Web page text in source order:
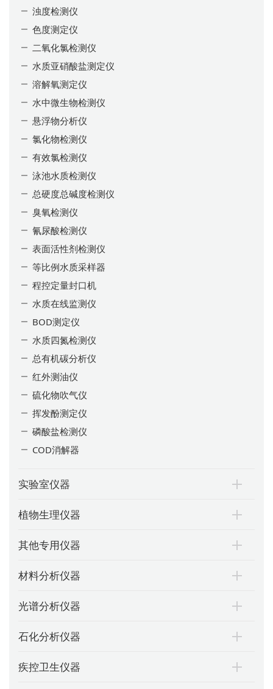
浊度检测仪
色度测定仪
二氧化氯检测仪
水质亚硝酸盐测定仪
溶解氧测定仪
水中微生物检测仪
悬浮物分析仪
氯化物检测仪
有效氯检测仪
泳池水质检测仪
总硬度总碱度检测仪
臭氧检测仪
氰尿酸检测仪
表面活性剂检测仪
等比例水质采样器
程控定量封口机
水质在线监测仪
BOD测定仪
水质四氮检测仪
总有机碳分析仪
红外测油仪
硫化物吹气仪
挥发酚测定仪
磷酸盐检测仪
COD消解器
实验室仪器
植物生理仪器
其他专用仪器
材料分析仪器
光谱分析仪器
石化分析仪器
疾控卫生仪器